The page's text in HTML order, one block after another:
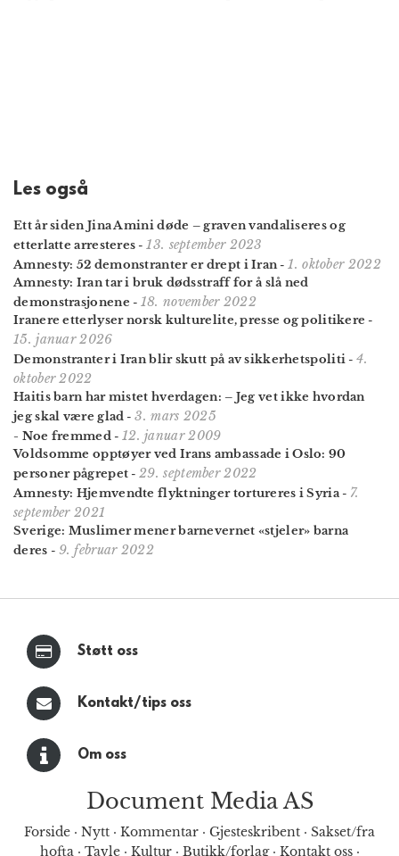
Les også
Ett år siden Jina Amini døde – graven vandaliseres og
etterlatte arresteres -13. september 2023
Amnesty: 52 demonstranter er drept i Iran-1. oktober 2022
Amnesty: Iran tar i bruk dødsstraff for å slå ned
demonstrasjonene - 18. november 2022
Iranere etter­lyser norsk kultur­elite, presse og politikere -
15. januar 2026
Demonstranter i Iran blir skutt på av sikkerhetspoliti -4.
oktober 2022
Haitis barn har mistet hverdagen: – Jeg vet ikke hvordan
jeg skal være glad -3. mars 2025
- Noe fremmed- 12. januar 2009
Voldsomme opptøyer ved Irans ambassade i Oslo: 90
personer pågrepet -29. september 2022
Amnesty: Hjemvendte flyktninger tortureres i Syria - 7.
september 2021
Sverige: Muslimer mener barnevernet «stjeler» barna
deres - 9. februar 2022
Støtt oss
Kontakt/tips oss
Om oss
Document Media AS
Forside · Nytt · Kommentar · Gjesteskribent · Sakset/fra
hofta· Tavle· Kultur· Butikk/forlag· Kontakt oss·